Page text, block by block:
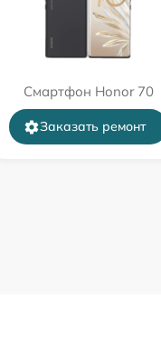
Смартфон Honor 70
Заказать ремонт